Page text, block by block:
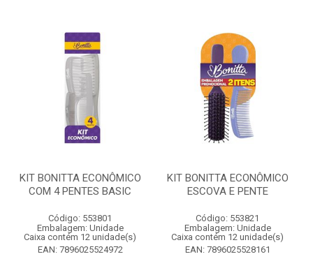
KIT BONITTA ECONÔMICO
COM 4 PENTES BASIC
Código: 553801
Embalagem: Unidade
Caixa contém 12 unidade(s)
EAN: 7896025524972
KIT BONITTA ECONÔMICO
ESCOVA E PENTE
Código: 553821
Embalagem: Unidade
Caixa contém 12 unidade(s)
EAN: 7896025528161